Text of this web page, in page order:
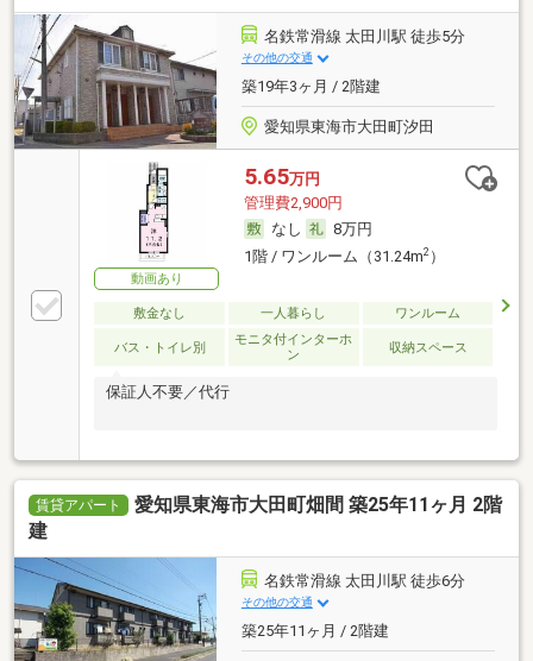
名鉄常滑線 太田川駅 徒歩5分
その他の交通
築19年3ヶ月 / 2階建
愛知県東海市大田町汐田
動画あり
5.65万円
管理費2,900円
なし
8万円
1階 / ワンルーム（31.24m2）
敷金なし 一人暮らし ワンルーム
バス・トイレ別
モニタ付インターホ
ン
収納スペース
保証人不要／代行
賃貸アパート
愛知県東海市大田町畑間 築25年11ヶ月 2階
建
名鉄常滑線 太田川駅 徒歩6分
その他の交通
築25年11ヶ月 / 2階建